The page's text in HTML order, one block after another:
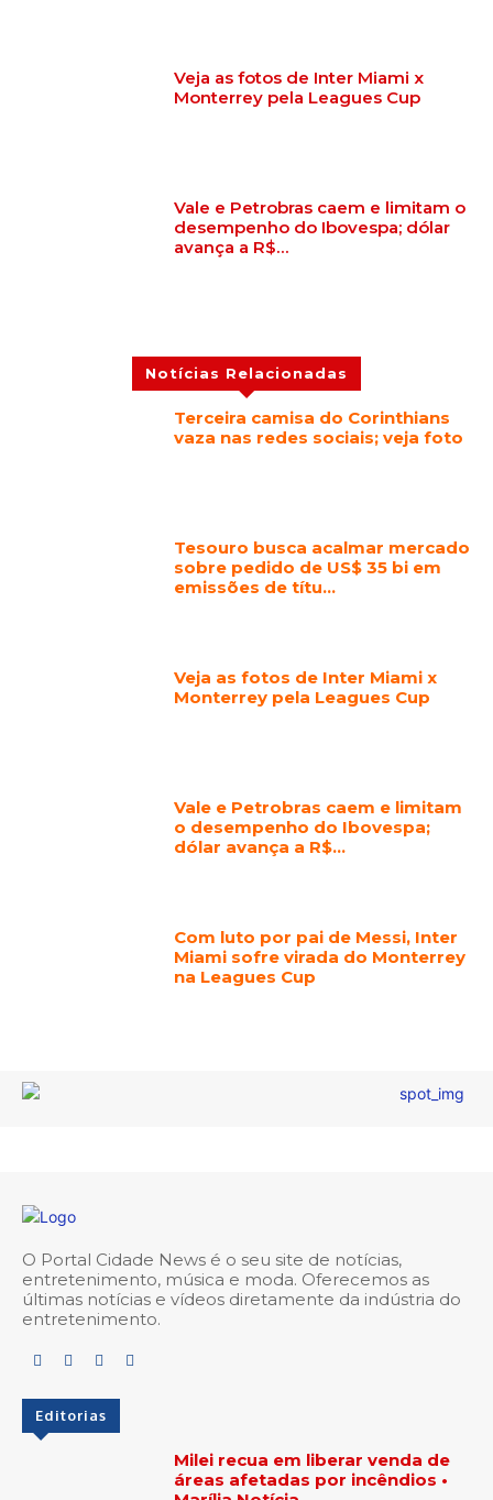
Veja as fotos de Inter Miami x
Monterrey pela Leagues Cup
Vale e Petrobras caem e limitam o
desempenho do Ibovespa; dólar
avança a R$…
Notícias Relacionadas
Terceira camisa do Corinthians
vaza nas redes sociais; veja foto
Tesouro busca acalmar mercado
sobre pedido de US$ 35 bi em
emissões de títu…
Veja as fotos de Inter Miami x
Monterrey pela Leagues Cup
Vale e Petrobras caem e limitam
o desempenho do Ibovespa;
dólar avança a R$…
Com luto por pai de Messi, Inter
Miami sofre virada do Monterrey
na Leagues Cup
O Portal Cidade News é o seu site de notícias,
entretenimento, música e moda. Oferecemos as
últimas notícias e vídeos diretamente da indústria do
entretenimento.
Editorias
Milei recua em liberar venda de
áreas afetadas por incêndios •